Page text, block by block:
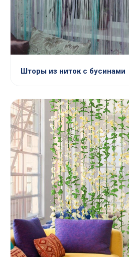
Шторы из ниток с бусинами